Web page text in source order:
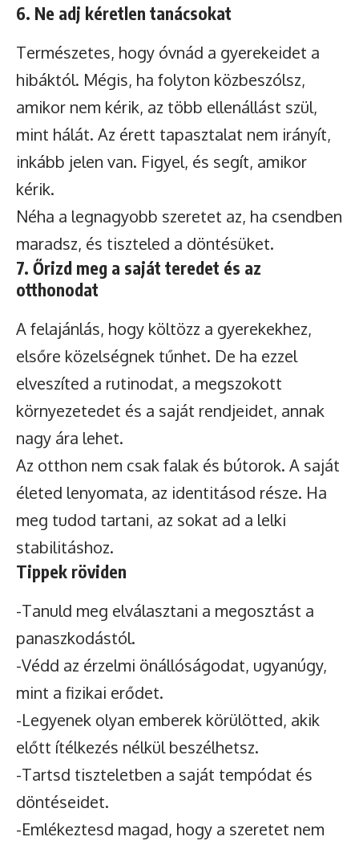
6. Ne adj kéretlen tanácsokat
Természetes, hogy óvnád a gyerekeidet a
hibáktól. Mégis, ha folyton közbeszólsz,
amikor nem kérik, az több ellenállást szül,
mint hálát. Az érett tapasztalat nem irányít,
inkább jelen van. Figyel, és segít, amikor
kérik.
Néha a legnagyobb szeretet az, ha csendben
maradsz, és tiszteled a döntésüket.
7. Őrizd meg a saját teredet és az
otthonodat
A felajánlás, hogy költözz a gyerekekhez,
elsőre közelségnek tűnhet. De ha ezzel
elveszíted a rutinodat, a megszokott
környezetedet és a saját rendjeidet, annak
nagy ára lehet.
Az otthon nem csak falak és bútorok. A saját
életed lenyomata, az identitásod része. Ha
meg tudod tartani, az sokat ad a lelki
stabilitáshoz.
Tippek röviden
-Tanuld meg elválasztani a megosztást a
panaszkodástól.
-Védd az érzelmi önállóságodat, ugyanúgy,
mint a fizikai erődet.
-Legyenek olyan emberek körülötted, akik
előtt ítélkezés nélkül beszélhetsz.
-Tartsd tiszteletben a saját tempódat és
döntéseidet.
-Emlékeztesd magad, hogy a szeretet nem